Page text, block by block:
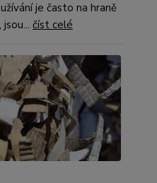
je často na hraně
číst celé